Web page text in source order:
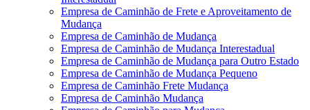
Empresa de Caminhão de Frete e Aproveitamento de
Mudança
Empresa de Caminhão de Mudança
Empresa de Caminhão de Mudança Interestadual
Empresa de Caminhão de Mudança para Outro Estado
Empresa de Caminhão de Mudança Pequeno
Empresa de Caminhão Frete Mudança
Empresa de Caminhão Mudança